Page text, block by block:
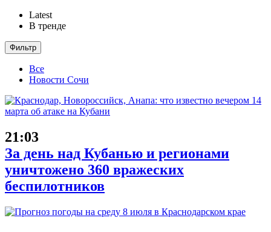
Latest
В тренде
Фильтр
Все
Новости Сочи
21:03
За день над Кубанью и регионами
уничтожено 360 вражеских
беспилотников